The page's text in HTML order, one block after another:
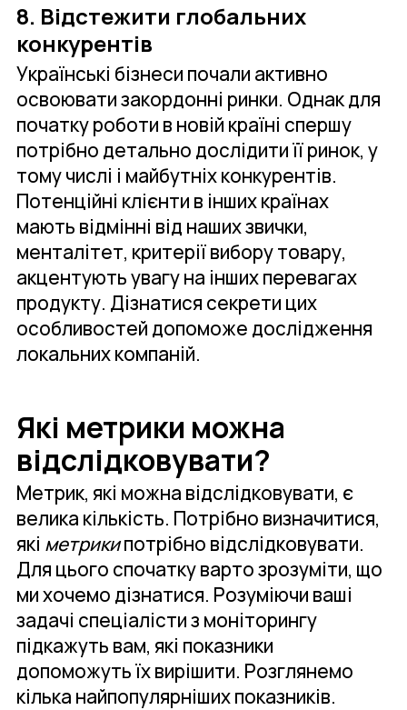
8. Відстежити глобальних
конкурентів
Українські бізнеси почали активно
освоювати закордонні ринки. Однак для
початку роботи в новій країні спершу
потрібно детально дослідити її ринок, у
тому числі і майбутніх конкурентів.
Потенційні клієнти в інших країнах
мають відмінні від наших звички,
менталітет, критерії вибору товару,
акцентують увагу на інших перевагах
продукту. Дізнатися секрети цих
особливостей допоможе дослідження
локальних компаній.
Які метрики можна
відслідковувати?
Метрик, які можна відслідковувати, є
велика кількість. Потрібно визначитися,
які метрикипотрібно відслідковувати.
Для цього спочатку варто зрозуміти, що
ми хочемо дізнатися. Розуміючи ваші
задачі спеціалісти з моніторингу
підкажуть вам, які показники
допоможуть їх вирішити. Розглянемо
кілька найпопулярніших показників.